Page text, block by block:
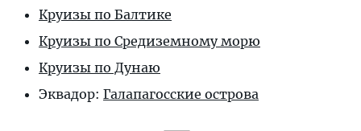
Круизы по Балтике
Круизы по Средиземному морю
Круизы по Дунаю
Эквадор: Галапагосские острова